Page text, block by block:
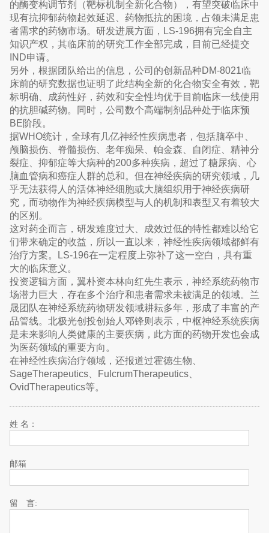
的酶变构调节剂（靶标机制全新化合物），有望突破临床中
现有抗抑郁药物起效延迟、药物抵抗的困境，占领未满足患
者需求的药物市场。研发进展方面，LS-196拥有完全自主
知识产权，其临床前的研究工作全部完成，目前已经提交
IND申请。
另外，根据团队给出的信息，公司的创新品种DM-8021临
床前的研究数据也证明了此结构全新的化合物安全有效，靶
标明确、成药性好，药效和安全性均优于目前临床一线使用
的抗胆碱药物。同时，公司数个高端制剂品种处于临床预
BE阶段。
据WHO统计，全球有几亿神经性疾病患者，包括脑卒中、
颅脑损伤、脊髓损伤、老年痴呆、帕金森、自闭症、精神分
裂症、抑郁症等大病种的200多种疾病，超过了糖尿病、心
脑血管病和癌症人群的总和。但在神经疾病的研究领域，几
乎无法获得人的活体神经细胞或大脑组织用于神经疾病研
究，而动物作为神经疾病模型与人的机制和表型又有着较大
的区别。
这对药企而言，研发难度过大、成效过低的特性都难以给它
们带来确定的收益，所以一直以来，神经性疾病领域都鲜有
治疗方案。LS-196在一定程度上弥补了这一空白，具有重
大的临床意义。
投资逻辑方面，翼朴资本林向红先生表示，神经系统药物市
场潜力巨大，存在多个治疗和患者需求未被满足的领域。兰
晟团队在神经系统药物研发领域耕耘多年，形成了丰富的产
品管线。北极光创投创始人邓锋则表示，中枢神经系统疾病
是未来影响人类健康的主要疾病，此方面的药物开发也会成
为医药领域的重要方向。
在神经性疾病治疗领域，还报道过霍徳生物、
SageTherapeutics、FulcrumTherapeutics、
OvidTherapeutics等。
姓 名：
邮箱
留 言: